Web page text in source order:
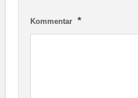
Kommentar *